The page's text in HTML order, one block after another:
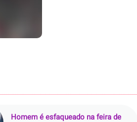
Homem é esfaqueado na feira de